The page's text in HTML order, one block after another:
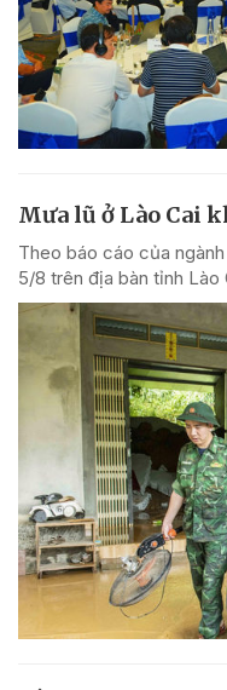
Mưa lũ ở Lào Cai
Theo báo cáo của
5/8 trên địa bàn tỉnh Lào